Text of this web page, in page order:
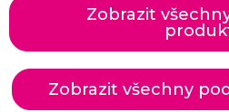
Zobrazit
Zobrazit všechny